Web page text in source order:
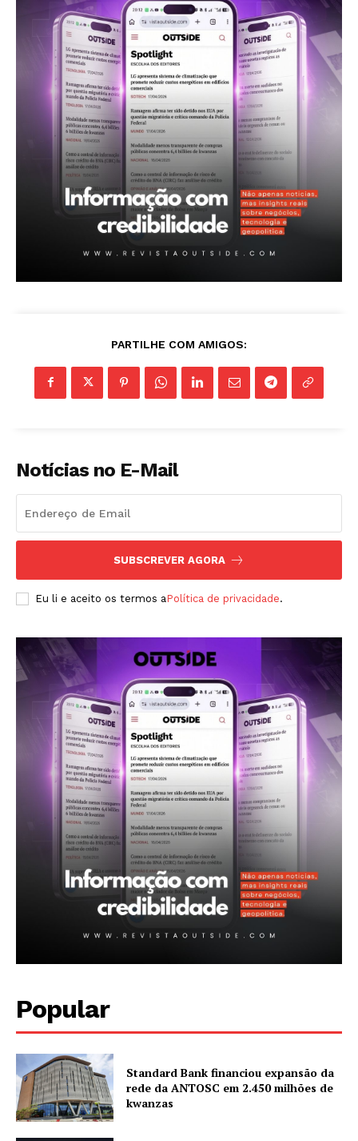
ASSINAR
A Empresa
Sobre nós
Diretrizes Editoriais
Política de Privacidade
Contactos
Planos de assinatura
Minha conta
PARTILHE COM AMIGOS:
Notícias no E-Mail
SUBSCREVER AGORA
Eu li e aceito os termos a Política de privacidade.
Popular
Standard Bank financiou expansão da
rede da ANTOSC em 2.450 milhões de
kwanzas